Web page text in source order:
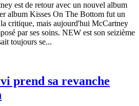
est de retour avec un nouvel album
Kisses On The Bottom fut un
critique, mais aujourd'hui McCartney
par ses soins. NEW est son seizième
toujours se...
prend sa revanche